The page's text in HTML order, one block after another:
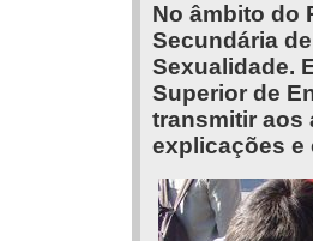
No âmbito do
Secundária
Sexualidade.
Superior de
transmitir aos
explicações e